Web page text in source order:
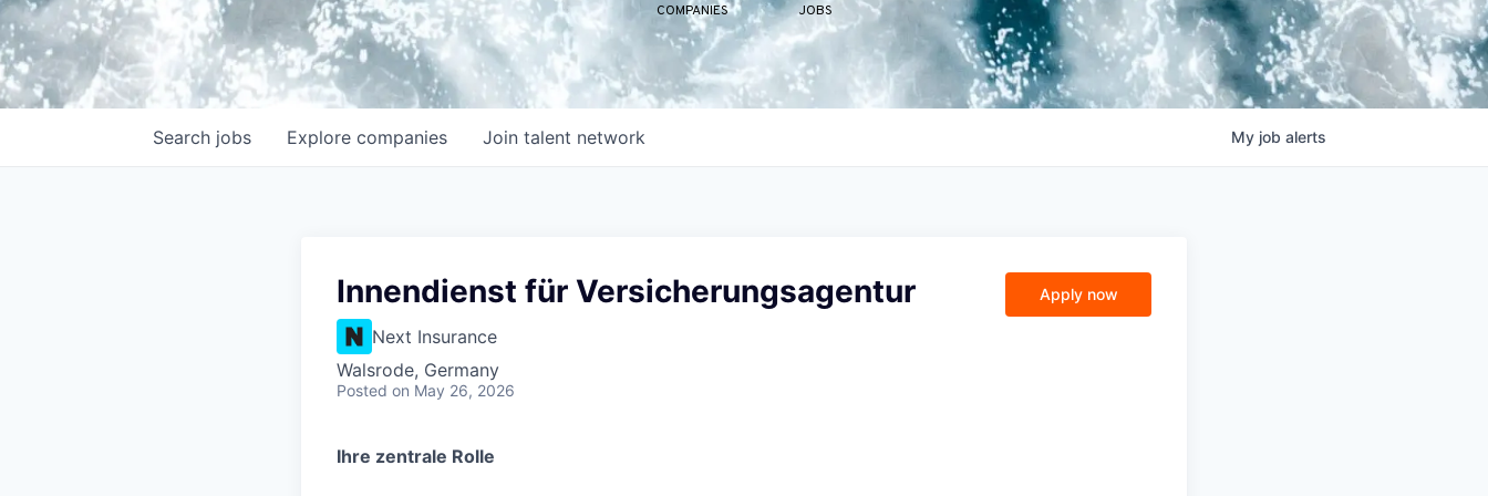
COMPANIES JOBS
Search jobs Explore companies Join talent network My job alerts
Innendienst für Versicherungsagentur
Next Insurance
Walsrode, Germany
Posted on May 26, 2026
Apply now
Ihre zentrale Rolle